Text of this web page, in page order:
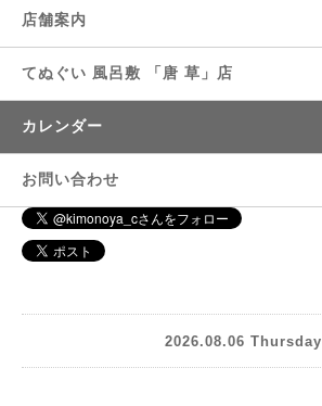
店舗案内
てぬぐい 風呂敷 「唐 草」店
カレンダー
お問い合わせ
2026.08.06 Thursday